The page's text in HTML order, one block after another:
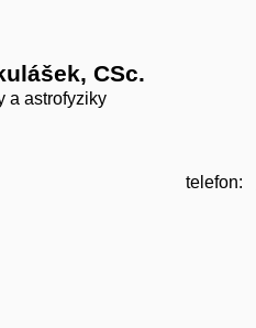
CSc.
a astrofyziky
telefon: